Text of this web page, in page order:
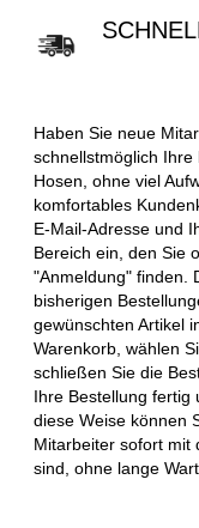
Haben Sie neue
schnellstmöglich
Hosen, ohne viel
komfortables
E-Mail-Adresse und
Bereich ein, den Sie
"Anmeldung" finden.
bisherigen
gewünschten Artikel
Warenkorb, wählen
schließen Sie die
Ihre Bestellung fertig
diese Weise können
Mitarbeiter sofort mit
sind, ohne lange